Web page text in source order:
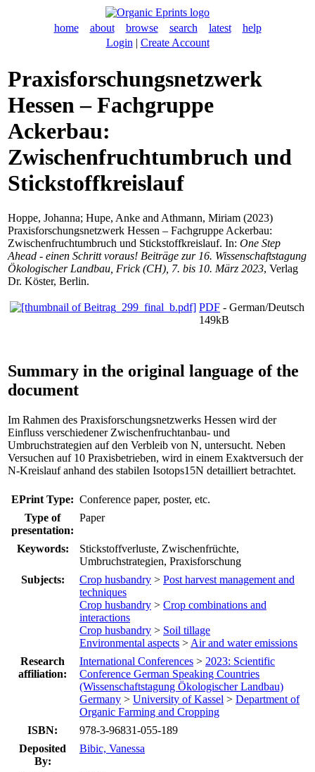
home about browse search latest
help
Login | Create Account
Praxisforschungsnetzwerk
Hessen – Fachgruppe
Ackerbau:
Zwischenfruchtumbruch und
Stickstoffkreislauf
Hoppe, Johanna; Hupe, Anke and Athmann, Miriam (2023)
Praxisforschungsnetzwerk Hessen – Fachgruppe Ackerbau:
Zwischenfruchtumbruch und Stickstoffkreislauf. In: One Step
Ahead - einen Schritt voraus! Beiträge zur 16. Wissenschaftstagung
Ökologischer Landbau, Frick (CH), 7. bis 10. März 2023, Verlag
Dr. Köster, Berlin.
PDF - German/Deutsch
149kB
Summary in the original language of the
document
Im Rahmen des Praxisforschungsnetzwerks Hessen wird der
Einfluss verschiedener Zwischenfruchtanbau- und
Umbruchstrategien auf den Verbleib von N, untersucht. Neben
Versuchen auf 10 Praxisbetrieben, wird in einem Exaktversuch der
N-Kreislauf anhand des stabilen Isotops15N detailliert betrachtet.
EPrint Type: Conference paper, poster, etc.
Type of
presentation:
Paper
Keywords:
Stickstoffverluste, Zwischenfrüchte,
Umbruchstrategien, Praxisforschung
Subjects:
Crop husbandry > Post harvest management and
techniques
Crop husbandry > Crop combinations and
interactions
Crop husbandry > Soil tillage
Environmental aspects > Air and water emissions
Research
affiliation:
International Conferences > 2023: Scientific
Conference German Speaking Countries
(Wissenschaftstagung Ökologischer Landbau)
Germany > University of Kassel > Department of
Organic Farming and Cropping
ISBN:
978-3-96831-055-189
Deposited
By:
Bibic, Vanessa